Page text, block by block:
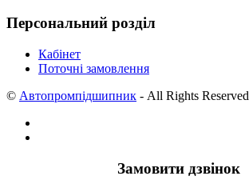
Персональний розділ
Кабінет
Поточні замовлення
© Автопромпідшипник - All Rights Reserved
Замовити дзвінок